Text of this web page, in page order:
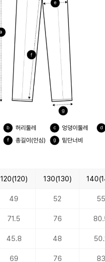
120(120) 130(130)
49 52 55
71.5 76
45.8 48
69 76 83